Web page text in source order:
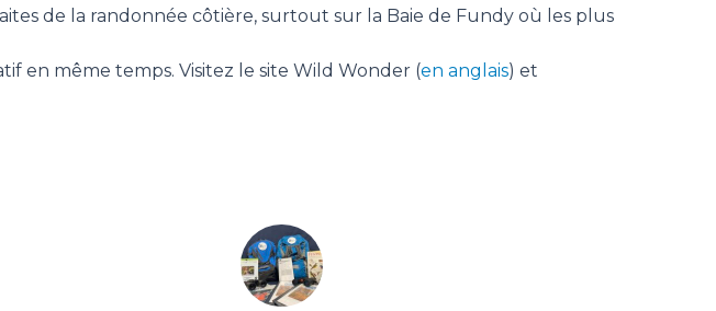
de la randonnée côtière, surtout sur la Baie de Fundy où les plus
en même temps. Visitez le site Wild Wonder (en anglais) et